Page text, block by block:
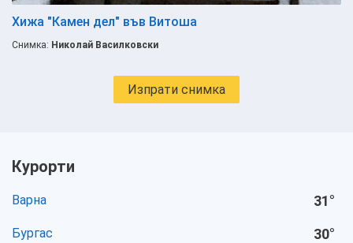
Хижа "Камен дел" във Витоша
Снимка: Николай Василковски
Изпрати снимка
Курорти
Варна 31°
Бургас 30°